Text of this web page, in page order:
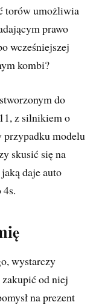
torów umożliwia
prawo
wcześniejszej
kombi?
do
z silnikiem o
przypadku modelu
skusić się na
daje auto
wystarczy
od niej
na prezent